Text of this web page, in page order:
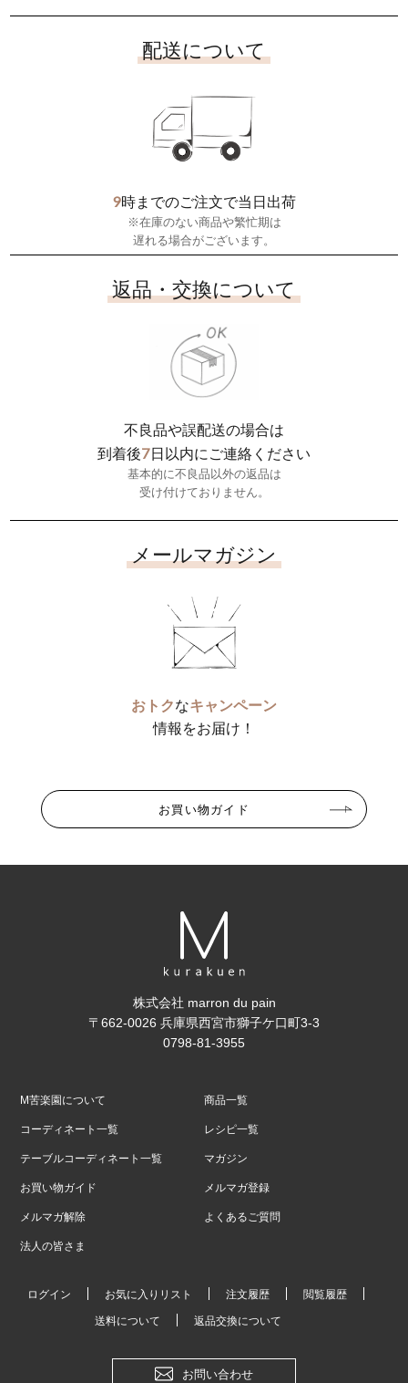
配送について
9時までのご注文で当日出荷
※在庫のない商品や繁忙期は
遅れる場合がございます。
返品・交換について
不良品や誤配送の場合は
到着後7日以内にご連絡ください
基本的に不良品以外の返品は
受け付けておりません。
メールマガジン
おトクなキャンペーン
情報をお届け！
お買い物ガイド
株式会社 marron du pain
〒662-0026 兵庫県西宮市獅子ケ口町3-3
0798-81-3955
M苦楽園について 商品一覧
コーディネート一覧 レシピ一覧
テーブルコーディネート一覧 マガジン
お買い物ガイド メルマガ登録
メルマガ解除 よくあるご質問
法人の皆さま
ログイン お気に入りリスト 注文履歴 閲覧履歴
送料について 返品交換について
お問い合わせ